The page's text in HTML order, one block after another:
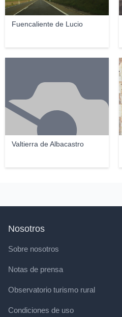
Fuencaliente de Lucio
Valtierra de Albacastro
Nosotros
Sobre nosotros
Notas de prensa
Observatorio turismo rural
Condiciones de uso